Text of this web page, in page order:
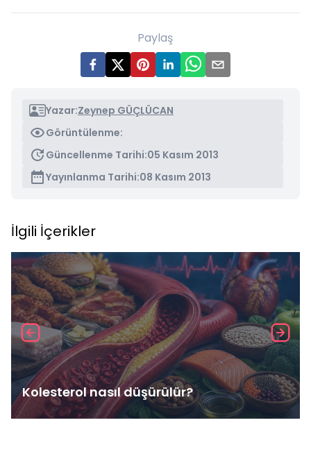
Paylaş
Yazar:Zeynep GÜÇLÜCAN
Görüntülenme:
Güncellenme Tarihi:05 Kasım 2013
Yayınlanma Tarihi:08 Kasım 2013
İlgili İçerikler
Kolesterol nasıl düşürülür?